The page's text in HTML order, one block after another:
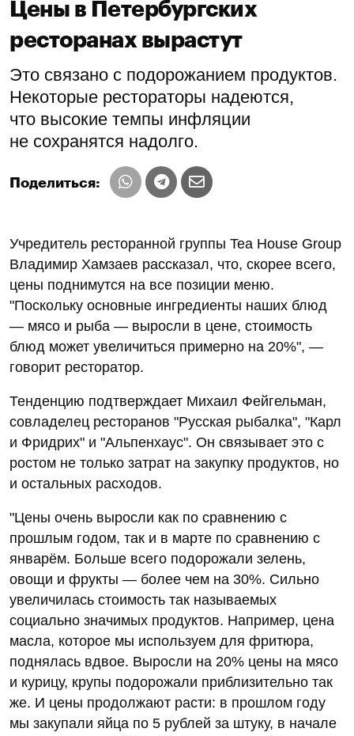
Цены в Петербургских
ресторанах вырастут
Это связано с подорожанием продуктов.
Некоторые рестораторы надеются,
что высокие темпы инфляции
не сохранятся надолго.
Поделиться:
Учредитель ресторанной группы Tea House Group
Владимир Хамзаев рассказал, что, скорее всего,
цены поднимутся на все позиции меню.
"Поскольку основные ингредиенты наших блюд
— мясо и рыба — выросли в цене, стоимость
блюд может увеличиться примерно на 20%", —
говорит ресторатор.
Тенденцию подтверждает Михаил Фейгельман,
совладелец ресторанов "Русская рыбалка", "Карл
и Фридрих" и "Альпенхаус". Он связывает это с
ростом не только затрат на закупку продуктов, но
и остальных расходов.
"Цены очень выросли как по сравнению с
прошлым годом, так и в марте по сравнению с
январём. Больше всего подорожали зелень,
овощи и фрукты — более чем на 30%. Сильно
увеличилась стоимость так называемых
социально значимых продуктов. Например, цена
масла, которое мы используем для фритюра,
поднялась вдвое. Выросли на 20% цены на мясо
и курицу, крупы подорожали приблизительно так
же. И цены продолжают расти: в прошлом году
мы закупали яйца по 5 рублей за штуку, в начале